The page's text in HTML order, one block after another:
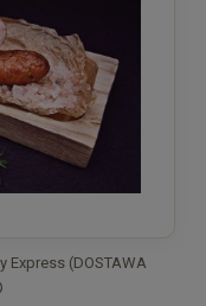
Express (DOSTAWA